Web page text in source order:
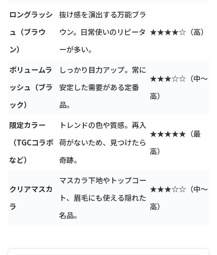
ロングラッシ
ュ（ブラウ
ン）
抜け感を演出する万能ブラ
ウン。日常使いのリピータ
ーが多い。
★★★★☆（高）
ボリュームラ
ッシュ（ブラ
ック）
しっかり目力アップ。常に
安定した需要がある定番
品。
★★★☆☆（中〜
高）
限定カラー
（TGCコラボ
など）
トレンドの色や質感。再入
荷がないため、見つけたら
奇跡。
★★★★★（最
高）
クリアマスカ
ラ
マスカラ下地やトップコー
ト、眉毛にも使える隠れた
名品。
★★★☆☆（中〜
高）